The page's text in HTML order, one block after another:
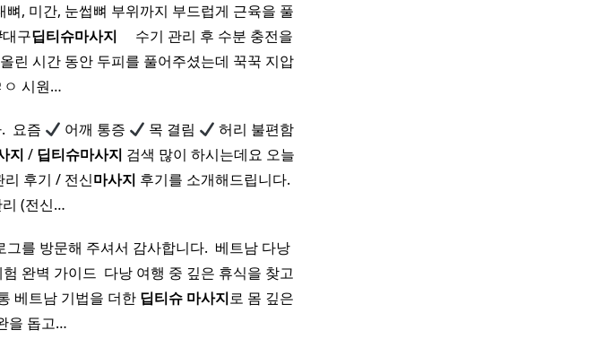
, 미간, 눈썹뼈 부위까지 부드럽게 근육을 풀
구딥티슈마사지 ​ ​ ​ ​ 수기 관리 후 수분 충전을
린 시간 동안 두피를 풀어주셨는데 꾹꾹 지압
ㅇ 시원…
요즘 어깨 통증 목 결림
허리 불편함
지 / 딥티슈마사지 검색 많이 하시는데요 오늘
후기 / 전신마사지 후기를 소개해드립니다. ​
리 (전신…
를 방문해 주셔서 감사합니다. ​ 베트남 다낭
완벽 가이드 ​ 다낭 여행 중 깊은 휴식을 찾고
베트남 기법을 더한 딥티슈 마사지로 몸 깊은
을 돕고…